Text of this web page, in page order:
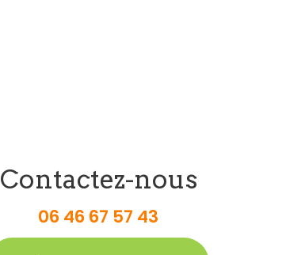
Contactez-nous
06 46 67 57 43